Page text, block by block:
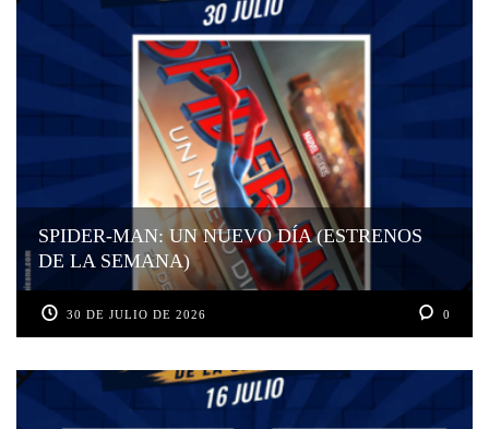
SPIDER-MAN: UN NUEVO DÍA (ESTRENOS
DE LA SEMANA)
30 DE JULIO DE 2026 0